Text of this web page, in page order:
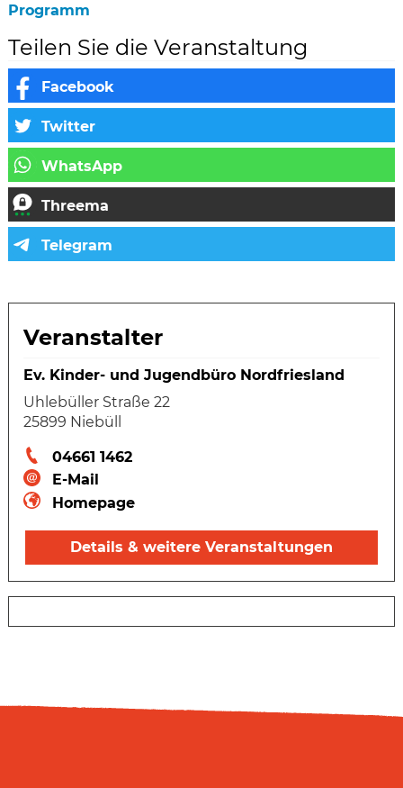
Programm
Teilen Sie die Veranstaltung
Veranstalter
Ev. Kinder- und Jugendbüro Nordfriesland
Uhlebüller Straße 22
25899 Niebüll
04661 1462
E-Mail
Homepage
Details & weitere Veranstaltungen